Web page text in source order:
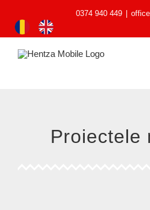
0374 940 449
Proiectele